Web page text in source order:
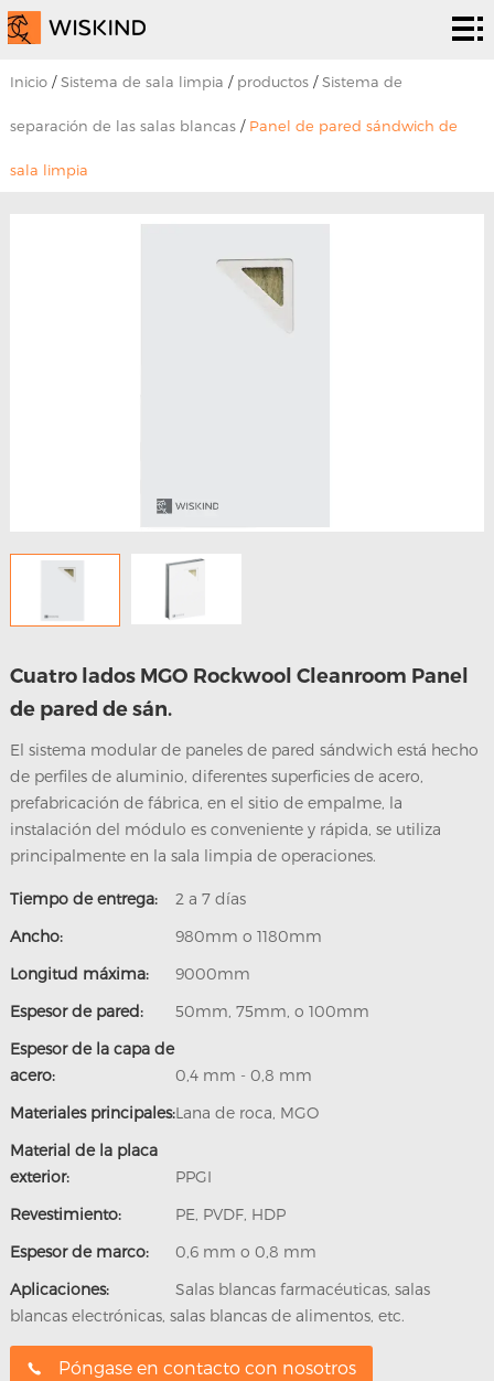
Sistema
de sala
limpia
Servicios
de la
CPE
Soluciones
soluciones
proyectos
Inicio/Sistema de sala limpia / productos/Sistema de
separación de las salas blancas/ Panel de pared sándwich de
sala limpia
Cuatro lados MGO Rockwool Cleanroom Panel
de pared de sán.
El sistema modular de paneles de pared sándwich está hecho
de perfiles de aluminio, diferentes superficies de acero,
prefabricación de fábrica, en el sitio de empalme, la
instalación del módulo es conveniente y rápida, se utiliza
principalmente en la sala limpia de operaciones.
Tiempo de entrega:
2 a 7 días
Ancho:
980mm o 1180mm
Longitud máxima:
9000mm
Espesor de pared:
50mm, 75mm, o 100mm
Espesor de la capa de
acero:
0,4 mm - 0,8 mm
Materiales principales:Lana de roca, MGO
Material de la placa
exterior:
PPGI
Revestimiento:
PE, PVDF, HDP
Espesor de marco:
0,6 mm o 0,8 mm
Aplicaciones:
Salas blancas farmacéuticas, salas
blancas electrónicas, salas blancas de alimentos, etc.
Póngase en contacto con nosotros